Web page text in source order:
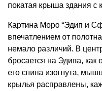
покатая крыша здания с
Картина Моро “Эдип и
впечатлением от
немало различий. В
бросается на Эдипа, как
его спина изогнута,
крылья расправлены,